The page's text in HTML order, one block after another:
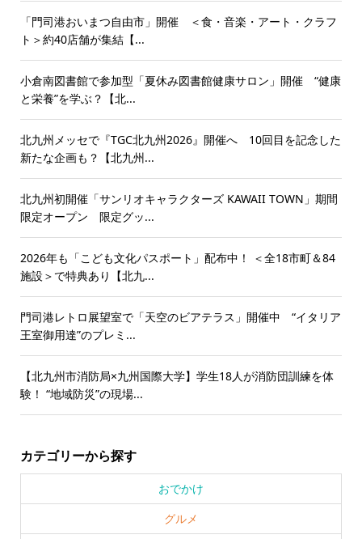
「門司港おいまつ自由市」開催 ＜食・音楽・アート・クラフ
ト＞約40店舗が集結【...
小倉南図書館で参加型「夏休み図書館健康サロン」開催 “健康
と栄養”を学ぶ？【北...
北九州メッセで『TGC北九州2026』開催へ 10回目を記念した
新たな企画も？【北九州...
北九州初開催「サンリオキャラクターズ KAWAII TOWN」期間
限定オープン 限定グッ...
2026年も「こども文化パスポート」配布中！ ＜全18市町＆84
施設＞で特典あり【北九...
門司港レトロ展望室で「天空のビアテラス」開催中 “イタリア
王室御用達”のプレミ...
【北九州市消防局×九州国際大学】学生18人が消防団訓練を体
験！ “地域防災”の現場...
カテゴリーから探す
おでかけ
グルメ